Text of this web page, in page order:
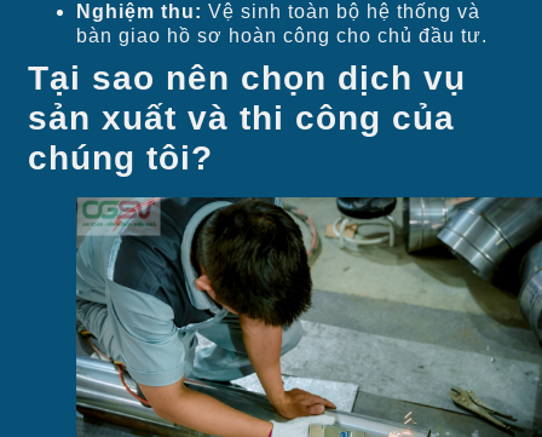
Nghiệm thu: Vệ sinh toàn bộ hệ thống và
bàn giao hồ sơ hoàn công cho chủ đầu tư.
Tại sao nên chọn dịch vụ
sản xuất và thi công của
chúng tôi?